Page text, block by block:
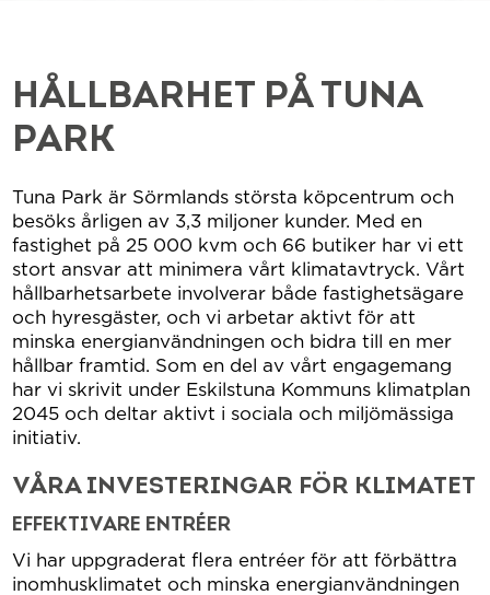
HÅLLBARHET PÅ TUNA
PARK
Tuna Park är Sörmlands största köpcentrum och
besöks årligen av 3,3 miljoner kunder. Med en
fastighet på 25 000 kvm och 66 butiker har vi ett
stort ansvar att minimera vårt klimatavtryck. Vårt
hållbarhetsarbete involverar både fastighetsägare
och hyresgäster, och vi arbetar aktivt för att
minska energianvändningen och bidra till en mer
hållbar framtid. Som en del av vårt engagemang
har vi skrivit under Eskilstuna Kommuns klimatplan
2045 och deltar aktivt i sociala och miljömässiga
initiativ.
VÅRA INVESTERINGAR FÖR KLIMATET
EFFEKTIVARE ENTRÉER
Vi har uppgraderat flera entréer för att förbättra
inomhusklimatet och minska energianvändningen